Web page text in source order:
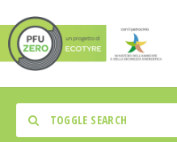
TOGGLE SEARCH